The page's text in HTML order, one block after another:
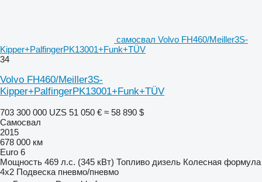
самосвал Volvo FH460/Meiller3S-
Kipper+PalfingerPK13001+Funk+TÜV
34
Volvo FH460/Meiller3S-
Kipper+PalfingerPK13001+Funk+TÜV
703 300 000 UZS 51 050 € ≈ 58 890 $
Самосвал
2015
678 000 км
Euro 6
Мощность 469 л.с. (345 кВт) Топливо дизель Колесная формула
4x2 Подвеска пневмо/пневмо